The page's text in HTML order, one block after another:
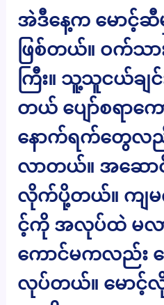
အဲဒီနေ့က မောင့်ဆီ
ဖြစ်တယ်။ ဝက်သ
ကြီး။ သူ့သူငယ်ချ
တယ် ပျော်စရာက
နောက်ရက်တွေလ
လာတယ်။ အဆော
လိုက်ပို့တယ်။ ကျမ
င့်ကို အလုပ်ထဲ မလ
ကောင်မကလည်း ရေ
လုပ်တယ်။ မော